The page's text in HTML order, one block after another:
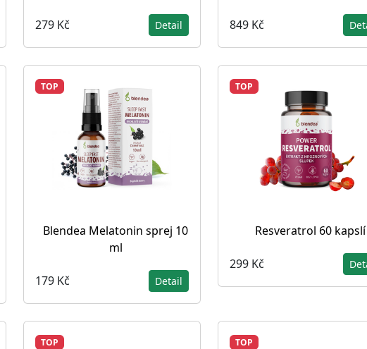
279 Kč Detail 849 Kč
TOP
Blendea Melatonin sprej 10
ml
179 Kč Detail
TOP
Resveratrol 60 kapslí
299 Kč
TOP TOP